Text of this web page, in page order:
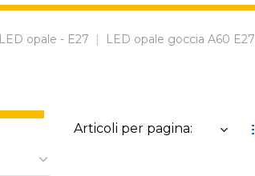
LED opale - E27 LED opale goccia A60 E27
Articoli per pagina: